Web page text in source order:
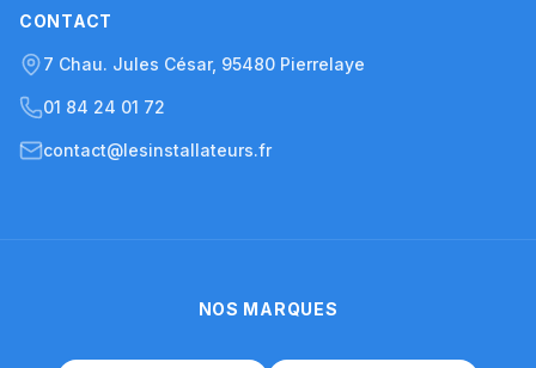
CONTACT
7 Chau. Jules César, 95480 Pierrelaye
01 84 24 01 72
contact@lesinstallateurs.fr
NOS MARQUES